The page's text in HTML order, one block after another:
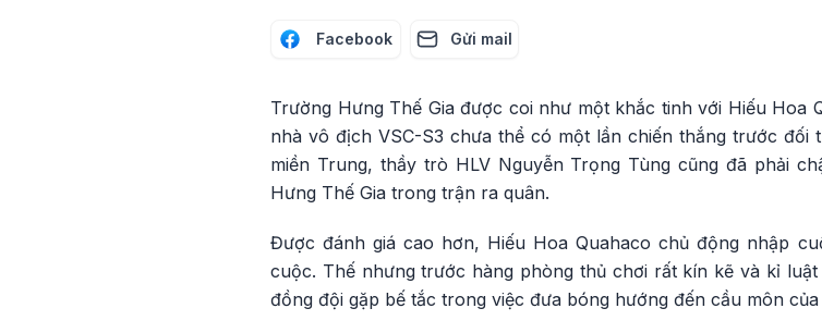
Facebook Gửi mail
Trường Hưng Thế Gia được coi như một khắc tinh với Hiếu Hoa
nhà vô địch VSC-S3 chưa thể có một lần chiến thắng trước đối
miền Trung, thầy trò HLV Nguyễn Trọng Tùng cũng đã phải
Hưng Thế Gia trong trận ra quân.
Được đánh giá cao hơn, Hiếu Hoa Quahaco chủ động nhập
cuộc. Thế nhưng trước hàng phòng thủ chơi rất kín kẽ và kỉ
đồng đội gặp bế tắc trong việc đưa bóng hướng đến cầu môn